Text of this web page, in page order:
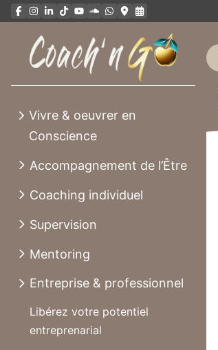
contenu
Vivre & oeuvrer en
Conscience
Accompagnement de l’Être
Coaching individuel
Supervision
Mentoring
Entreprise & professionnel
Libérez votre potentiel
entreprenarial